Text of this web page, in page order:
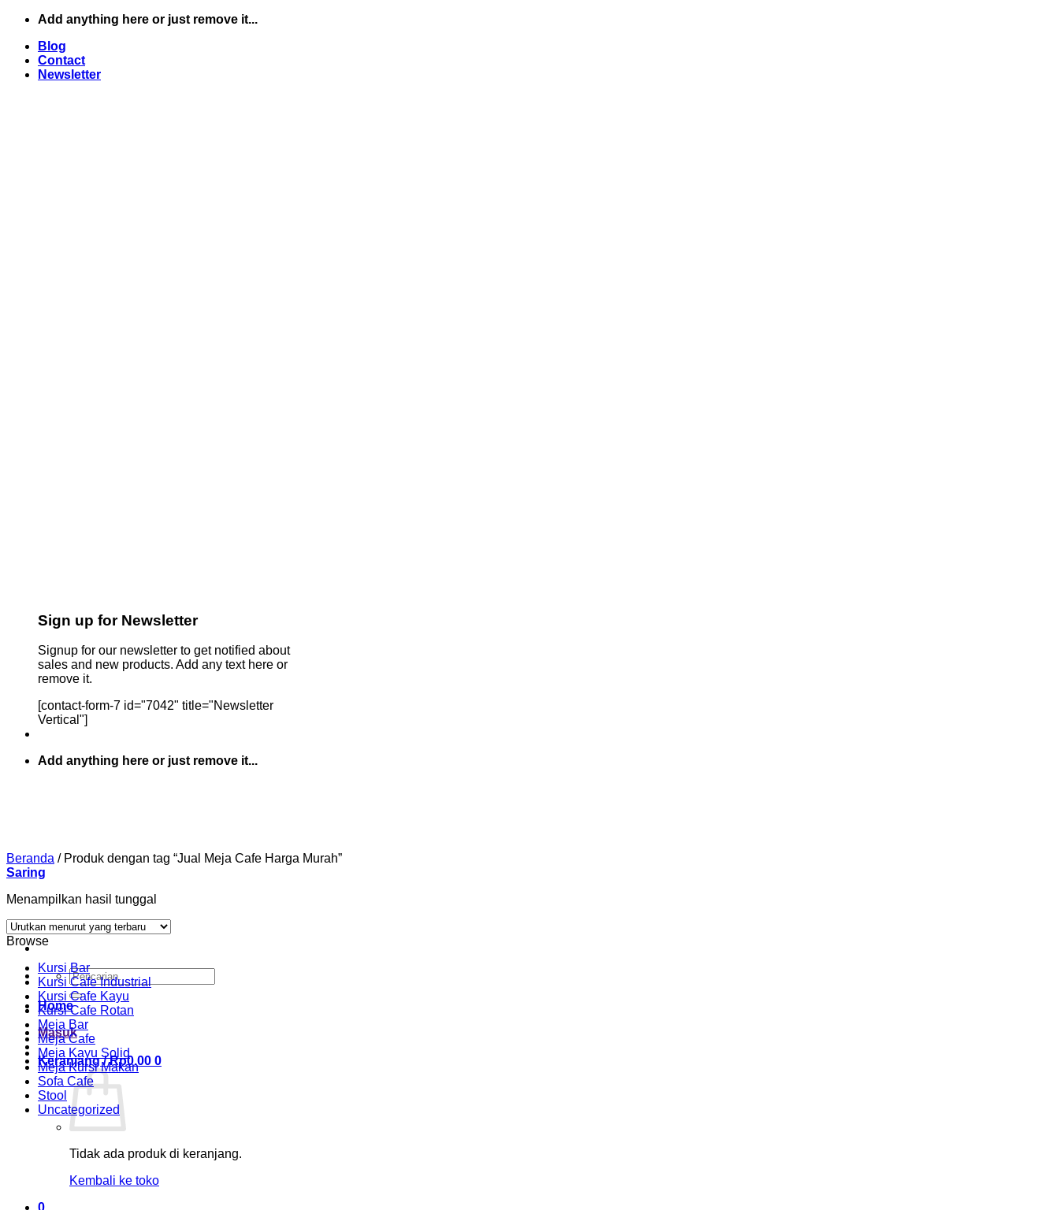
Skip
content
Add anything here or just remove it...
Blog
Contact
Newsletter
Sign up for Newsletter
Signup for our newsletter to get notified about
sales and new products. Add any text here or
remove it.
[contact-form-7 id="7042" title="Newsletter
Vertical"]
Add anything here or just remove it...
Pencarian
untuk:
Home
Masuk
Keranjang /Rp0.00 0
Tidak ada produk di keranjang.
Kembali ke toko
Beranda /Produk dengan tag “Jual Meja Cafe Harga Murah”
Saring
Menampilkan hasil tunggal
Browse
Kursi Bar
Kursi Cafe Industrial
Kursi Cafe Kayu
Kursi Cafe Rotan
Meja Bar
Meja Cafe
Meja Kayu Solid
Meja Kursi Makan
Sofa Cafe
Stool
Uncategorized